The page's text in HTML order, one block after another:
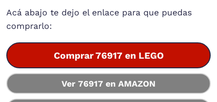
Acá abajo te dejo el enlace para que puedas
comprarlo:
Comprar 76917 en LEGO
Ver 76917 en AMAZON